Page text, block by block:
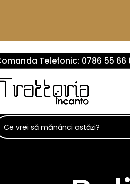
Telefonic: 0786 55 66